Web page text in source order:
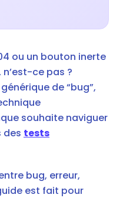
ou un bouton inerte
ce pas ?
de “bug”,
souhaite naviguer
des tests
bug, erreur,
est fait pour